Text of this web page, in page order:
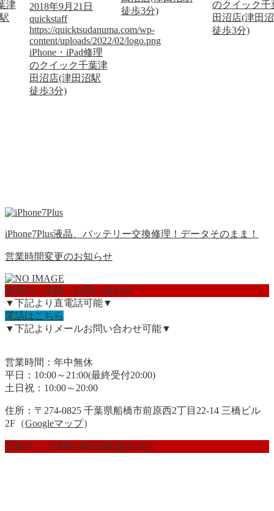
津
2018年9月21日
quickstaff
https://quicktsudanuma.com/wp-
content/uploads/2022/02/logo.png
iPhone・iPad修理
のクイック千葉津
田沼店(津田沼駅
徒歩3分)
徒歩3分)
のクイック千
田沼店(津田
徒歩3分)
iPhone7Plus液晶、バッテリー交換修理！データそのまま！
営業時間変更のお知らせ
修理のご依頼・お問い合わせ
▼下記より直電話可能▼
電話はこちら
▼下記よりメールお問い合わせ可能▼
営業時間：年中無休
平日：10:00～21:00(最終受付20:00)
土日祝：10:00～20:00
住所：〒274-0825 千葉県船橋市前原西2丁目22-14 三橋ビル
2F（Googleマップ）
店舗マップ情報(津田沼駅徒歩5分)